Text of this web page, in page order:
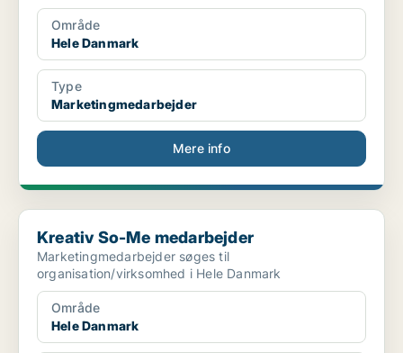
Område
Hele Danmark
Type
Marketingmedarbejder
Mere info
Kreativ So-Me medarbejder
Kreativ So-Me medarbejder
Marketingmedarbejder søges til
organisation/virksomhed i Hele Danmark
Område
Hele Danmark